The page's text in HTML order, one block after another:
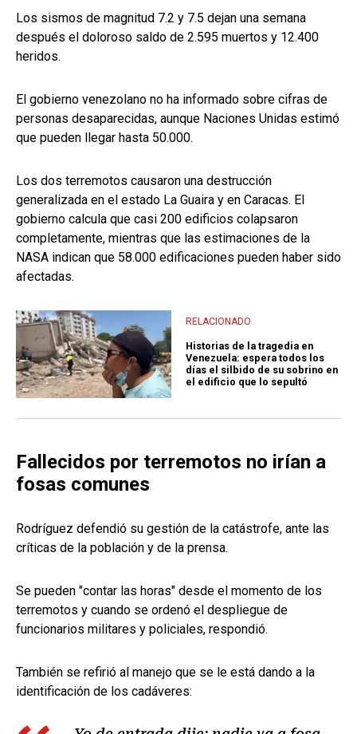
Los sismos de magnitud 7.2 y 7.5 dejan una semana
después el doloroso saldo de 2.595 muertos y 12.400
heridos.
El gobierno venezolano no ha informado sobre cifras de
personas desaparecidas, aunque Naciones Unidas estimó
que pueden llegar hasta 50.000.
Los dos terremotos causaron una destrucción
generalizada en el estado La Guaira y en Caracas. El
gobierno calcula que casi 200 edificios colapsaron
completamente, mientras que las estimaciones de la
NASA indican que 58.000 edificaciones pueden haber sido
afectadas.
RELACIONADO
Historias de la tragedia en
Venezuela: espera todos los
días el silbido de su sobrino en
el edificio que lo sepultó
Fallecidos por terremotos no irían a
fosas comunes
Rodríguez defendió su gestión de la catástrofe, ante las
críticas de la población y de la prensa.
Se pueden "contar las horas" desde el momento de los
terremotos y cuando se ordenó el despliegue de
funcionarios militares y policiales, respondió.
También se refirió al manejo que se le está dando a la
identificación de los cadáveres: